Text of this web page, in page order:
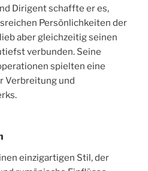
Dirigent schaffte er es,
Persönlichkeiten der
aber gleichzeitig seinen
verbunden. Seine
spielten eine
Verbreitung und
einzigartigen Stil, der